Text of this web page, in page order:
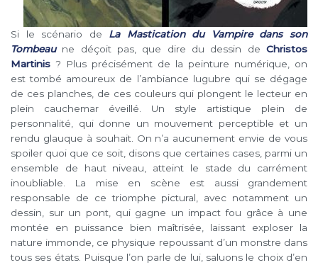
Si le scénario de La Mastication du Vampire dans son
Tombeaune déçoit pas, que dire du dessin de Christos
Martinis ? Plus précisément de la peinture numérique, on
est tombé amoureux de l’ambiance lugubre qui se dégage
de ces planches, de ces couleurs qui plongent le lecteur en
plein cauchemar éveillé. Un style artistique plein de
personnalité, qui donne un mouvement perceptible et un
rendu glauque à souhait. On n’a aucunement envie de vous
spoiler quoi que ce soit, disons que certaines cases, parmi un
ensemble de haut niveau, atteint le stade du carrément
inoubliable. La mise en scène est aussi grandement
responsable de ce triomphe pictural, avec notamment un
dessin, sur un pont, qui gagne un impact fou grâce à une
montée en puissance bien maîtrisée, laissant exploser la
nature immonde, ce physique repoussant d’un monstre dans
tous ses états. Puisque l’on parle de lui, saluons le choix d’en